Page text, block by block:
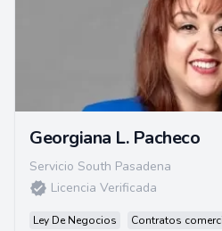
Georgiana L. Pacheco
Servicio South Pasadena
Licencia Verificada
Ley De Negocios Contratos